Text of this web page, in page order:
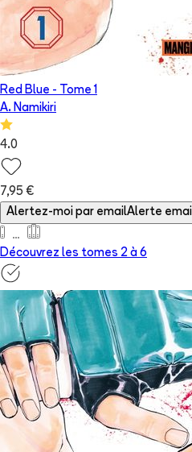
Red Blue - Tome 1
A. Namikiri
4.0
7,95 €
Alertez-moi par emailAlerte
Découvrez les tomes 2 à 6